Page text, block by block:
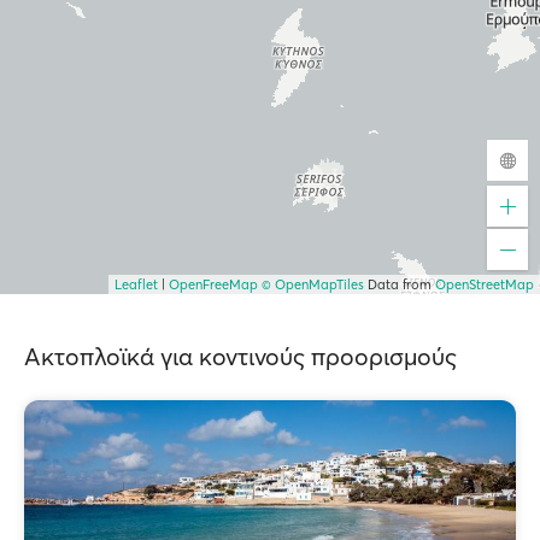
Leaflet OpenFreeMap © OpenMapTiles Data fromOpenStreetMap
Ακτοπλοϊκά για κοντινούς προορισμούς